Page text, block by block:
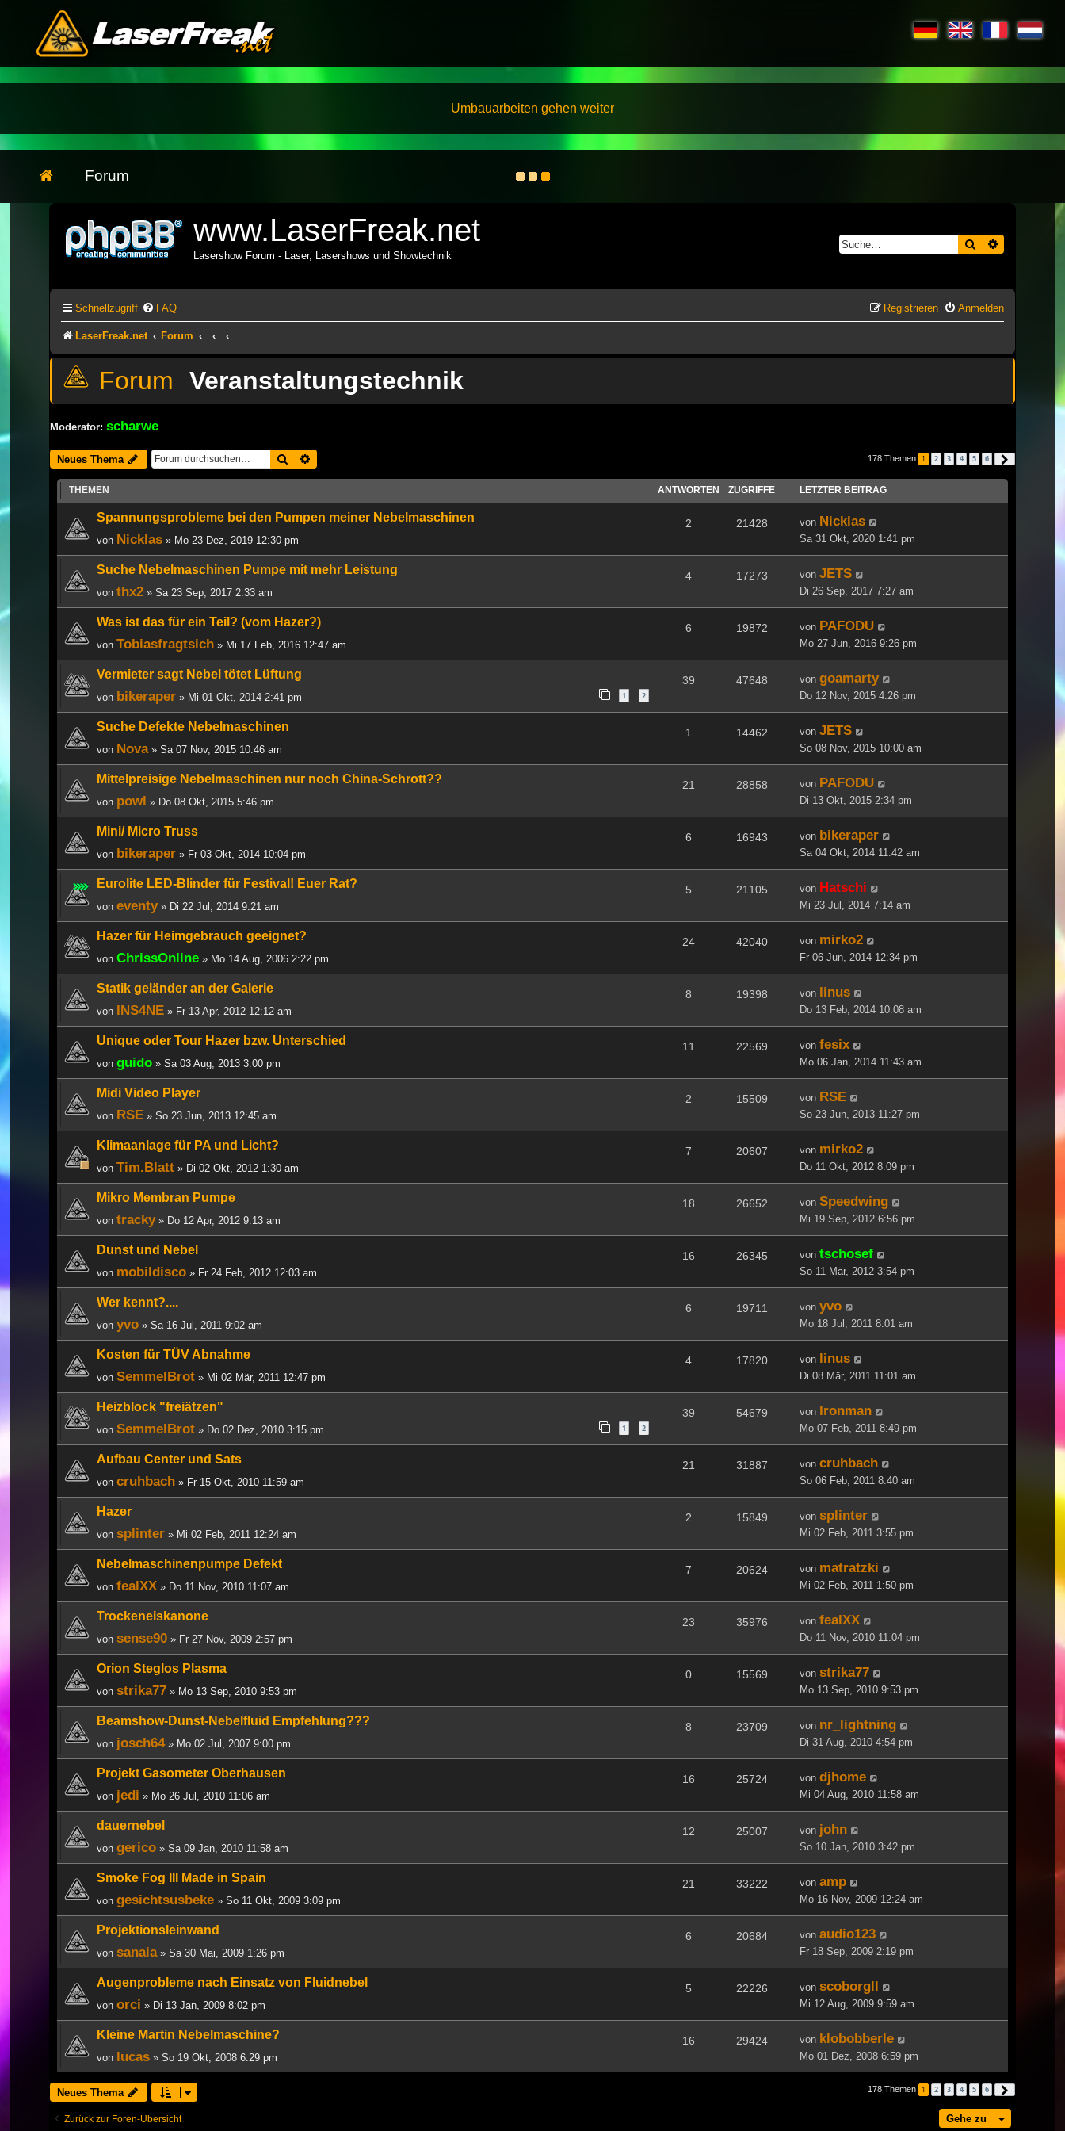
Umbauarbeiten gehen weiter
Forum
www.LaserFreak.net
Lasershow Forum - Laser, Lasershows und Showtechnik
Suche
Schnellzugriff FAQ Anmelden
Registrieren
LaserFreak.net Forum
Veranstaltungstechnik
Moderator: scharwe
Neues Thema Suche 178 Themen 1 2 3 4 5 6
THEMEN ANTWORTEN ZUGRIFFE LETZTER BEITRAG
Spannungsprobleme bei den Pumpen meiner Nebelmaschinen
von Nicklas » Mo 23 Dez, 2019 12:30 pm
2 21428 von Nicklas
Sa 31 Okt, 2020 1:41 pm
Suche Nebelmaschinen Pumpe mit mehr Leistung
von thx2 » Sa 23 Sep, 2017 2:33 am
4 17273 von JETS
Di 26 Sep, 2017 7:27 am
Was ist das für ein Teil? (vom Hazer?)
von Tobiasfragtsich » Mi 17 Feb, 2016 12:47 am
6 19872 von PAFODU
Mo 27 Jun, 2016 9:26 pm
Vermieter sagt Nebel tötet Lüftung
von bikeraper » Mi 01 Okt, 2014 2:41 pm 1 2
39 47648 von goamarty
Do 12 Nov, 2015 4:26 pm
Suche Defekte Nebelmaschinen
von Nova» Sa 07 Nov, 2015 10:46 am
1 14462 von JETS
So 08 Nov, 2015 10:00 am
Mittelpreisige Nebelmaschinen nur noch China-Schrott??
von powl » Do 08 Okt, 2015 5:46 pm
21 28858 von PAFODU
Di 13 Okt, 2015 2:34 pm
Mini/ Micro Truss
von bikeraper » Fr 03 Okt, 2014 10:04 pm
6 16943 von bikeraper
Sa 04 Okt, 2014 11:42 am
Eurolite LED-Blinder für Festival! Euer Rat?
von eventy» Di 22 Jul, 2014 9:21 am
5 21105 von Hatschi
Mi 23 Jul, 2014 7:14 am
Hazer für Heimgebrauch geeignet?
von ChrissOnline » Mo 14 Aug, 2006 2:22 pm
24 42040 von mirko2
Fr 06 Jun, 2014 12:34 pm
Statik geländer an der Galerie
von INS4NE » Fr 13 Apr, 2012 12:12 am
8 19398 von linus
Do 13 Feb, 2014 10:08 am
Unique oder Tour Hazer bzw. Unterschied
von guido » Sa 03 Aug, 2013 3:00 pm
11 22569 von fesix
Mo 06 Jan, 2014 11:43 am
Midi Video Player
von RSE » So 23 Jun, 2013 12:45 am
2 15509 von RSE
So 23 Jun, 2013 11:27 pm
Klimaanlage für PA und Licht?
von Tim.Blatt » Di 02 Okt, 2012 1:30 am
7 20607 von mirko2
Do 11 Okt, 2012 8:09 pm
Mikro Membran Pumpe
von tracky» Do 12 Apr, 2012 9:13 am
18 26652 von Speedwing
Mi 19 Sep, 2012 6:56 pm
Dunst und Nebel
von mobildisco » Fr 24 Feb, 2012 12:03 am
16 26345 von tschosef
So 11 Mär, 2012 3:54 pm
Wer kennt?....
von yvo » Sa 16 Jul, 2011 9:02 am
6 19711 von yvo
Mo 18 Jul, 2011 8:01 am
Kosten für TÜV Abnahme
von SemmelBrot » Mi 02 Mär, 2011 12:47 pm
4 17820 von linus
Di 08 Mär, 2011 11:01 am
Heizblock "freiätzen"
von SemmelBrot » Do 02 Dez, 2010 3:15 pm 1 2
39 54679 von Ironman
Mo 07 Feb, 2011 8:49 pm
Aufbau Center und Sats
von cruhbach » Fr 15 Okt, 2010 11:59 am
21 31887 von cruhbach
So 06 Feb, 2011 8:40 am
Hazer
von splinter » Mi 02 Feb, 2011 12:24 am
2 15849 von splinter
Mi 02 Feb, 2011 3:55 pm
Nebelmaschinenpumpe Defekt
von fealXX » Do 11 Nov, 2010 11:07 am
7 20624 von matratzki
Mi 02 Feb, 2011 1:50 pm
Trockeneiskanone
von sense90 » Fr 27 Nov, 2009 2:57 pm
23 35976 von fealXX
Do 11 Nov, 2010 11:04 pm
Orion Steglos Plasma
von strika77 » Mo 13 Sep, 2010 9:53 pm
0 15569 von strika77
Mo 13 Sep, 2010 9:53 pm
Beamshow-Dunst-Nebelfluid Empfehlung???
von josch64» Mo 02 Jul, 2007 9:00 pm
8 23709 von nr_lightning
Di 31 Aug, 2010 4:54 pm
Projekt Gasometer Oberhausen
von jedi » Mo 26 Jul, 2010 11:06 am
16 25724 von djhome
Mi 04 Aug, 2010 11:58 am
dauernebel
von gerico » Sa 09 Jan, 2010 11:58 am
12 25007 von john
So 10 Jan, 2010 3:42 pm
Smoke Fog III Made in Spain
von gesichtsusbeke » So 11 Okt, 2009 3:09 pm
21 33222 von amp
Mo 16 Nov, 2009 12:24 am
Projektionsleinwand
von sanaia» Sa 30 Mai, 2009 1:26 pm
6 20684 von audio123
Fr 18 Sep, 2009 2:19 pm
Augenprobleme nach Einsatz von Fluidnebel
von orci » Di 13 Jan, 2009 8:02 pm
5 22226 von scoborgll
Mi 12 Aug, 2009 9:59 am
Kleine Martin Nebelmaschine?
von lucas » So 19 Okt, 2008 6:29 pm
16 29424 von klobobberle
Mo 01 Dez, 2008 6:59 pm
Neues Thema 178 Themen 1 2 3 4 5 6
Zurück zur Foren-Übersicht Gehe zu